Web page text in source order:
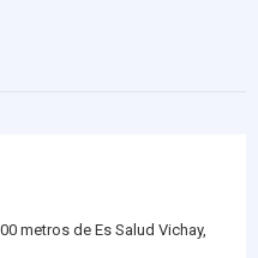
metros de Es Salud Vichay,